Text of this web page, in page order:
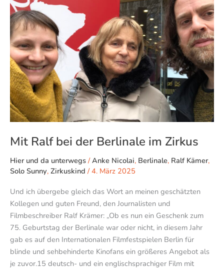
Mit Ralf bei der Berlinale im Zirkus
Hier und da unterwegs /Anke Nicolai, Berlinale, Ralf Kämer,
Solo Sunny, Zirkuskind /4. März 2025
Und ich übergebe gleich das Wort an meinen geschätzten
Kollegen und guten Freund, den Journalisten und
Filmbeschreiber Ralf Krämer: „Ob es nun ein Geschenk zum
75. Geburtstag der Berlinale war oder nicht, in diesem Jahr
gab es auf den Internationalen Filmfestspielen Berlin für
blinde und sehbehinderte Kinofans ein größeres Angebot als
je zuvor.15 deutsch- und ein englischsprachiger Film mit
der
Berlinale
im
Zirkus